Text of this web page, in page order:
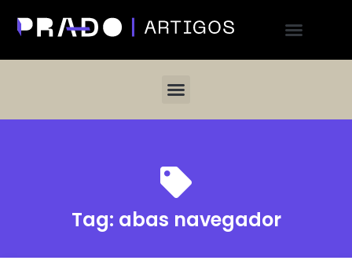
Tag: abas navegador